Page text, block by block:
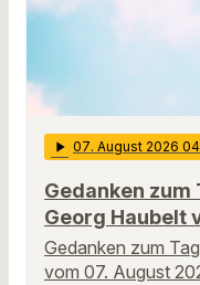
play_arrow 07. August 2026
Gedanken
Georg Haubelt
Gedanken zum
vom 07. August